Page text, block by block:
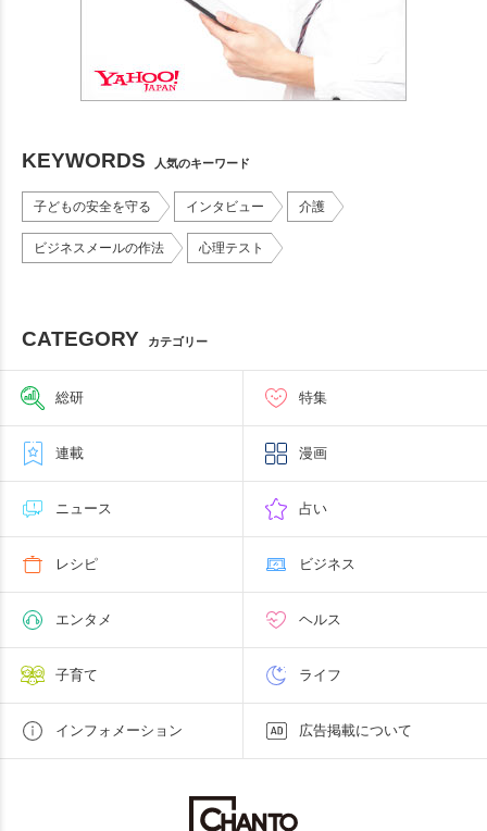
KEYWORDS 人気のキーワード
子どもの安全を守る インタビュー 介護
ビジネスメールの作法 心理テスト
CATEGORY カテゴリー
総研 特集
連載 漫画
ニュース 占い
レシピ ビジネス
エンタメ ヘルス
子育て ライフ
インフォメーション 広告掲載について